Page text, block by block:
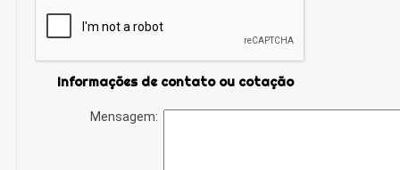
Informações de contato ou cotação
Mensagem: